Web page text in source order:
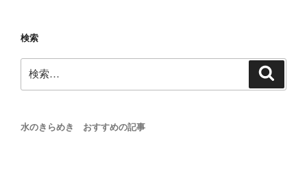
検索
索:
水のきらめき おすすめの記事